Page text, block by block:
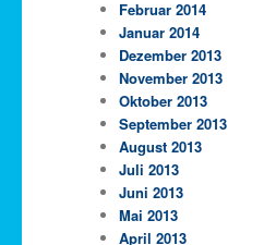
Februar 2014
Januar 2014
Dezember 2013
November 2013
Oktober 2013
September 2013
August 2013
Juli 2013
Juni 2013
Mai 2013
April 2013